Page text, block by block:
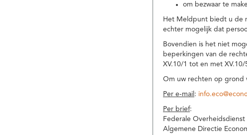
om bezwaar te
Het Meldpunt biedt u de
echter mogelijk dat
Bovendien is het niet
beperkingen van de
XV.10/1 tot en met
Om uw rechten op grond
Per e-mail :
Per brief:
Federale
Algemene Directie